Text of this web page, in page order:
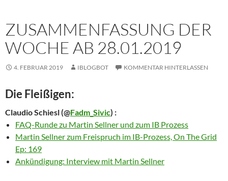
ZUSAMMENFASSUNG DER
WOCHE AB 28.01.2019
4. FEBRUAR 2019 IBLOGBOT KOMMENTAR HINTERLASSEN
Die Fleißigen:
Claudio Schiesl(@Fadm_Sivic) :
FAQ-Runde zu Martin Sellner und zum IB Prozess
Martin Sellner zum Freispruch im IB-Prozess, On The Grid
Ep: 169
Ankündigung: Interview mit Martin Sellner